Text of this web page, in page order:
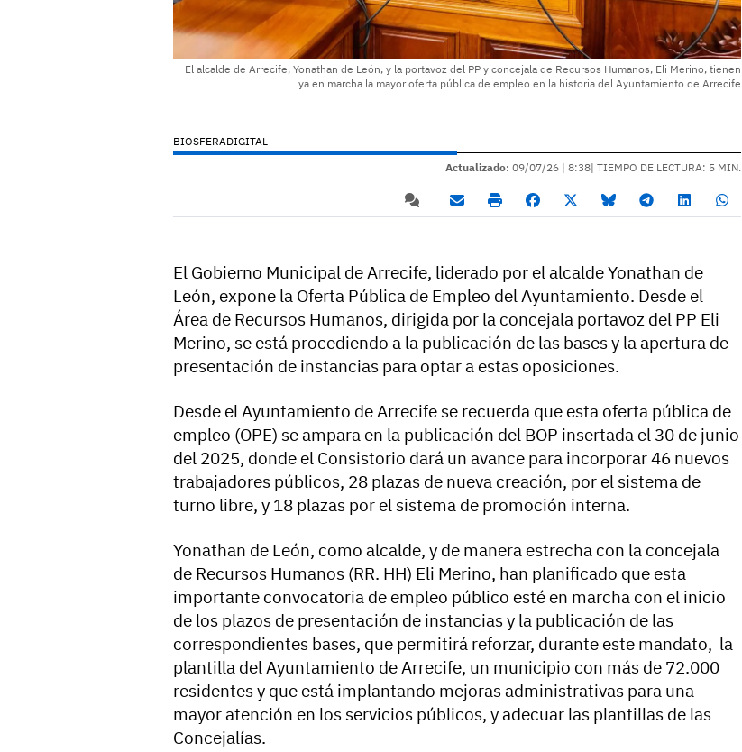
El alcalde de Arrecife, Yonathan de León, y la portavoz del PP y concejala de Recursos Humanos, Eli Merino, tienen
ya en marcha la mayor oferta pública de empleo en la historia del Ayuntamiento de Arrecife
BIOSFERADIGITAL
Actualizado: 09/07/26 | 8:38| TIEMPO DE LECTURA: 5 MIN.
El Gobierno Municipal de Arrecife, liderado por el alcalde Yonathan de
León, expone la Oferta Pública de Empleo del Ayuntamiento. Desde el
Área de Recursos Humanos, dirigida por la concejala portavoz del PP Eli
Merino, se está procediendo a la publicación de las bases y la apertura de
presentación de instancias para optar a estas oposiciones.
Desde el Ayuntamiento de Arrecife se recuerda que esta oferta pública de
empleo (OPE) se ampara en la publicación del BOP insertada el 30 de junio
del 2025, donde el Consistorio dará un avance para incorporar 46 nuevos
trabajadores públicos, 28 plazas de nueva creación, por el sistema de
turno libre, y 18 plazas por el sistema de promoción interna.
Yonathan de León, como alcalde, y de manera estrecha con la concejala
de Recursos Humanos (RR. HH) Eli Merino, han planificado que esta
importante convocatoria de empleo público esté en marcha con el inicio
de los plazos de presentación de instancias y la publicación de las
correspondientes bases, que permitirá reforzar, durante este mandato, la
plantilla del Ayuntamiento de Arrecife, un municipio con más de 72.000
residentes y que está implantando mejoras administrativas para una
mayor atención en los servicios públicos, y adecuar las plantillas de las
Concejalías.